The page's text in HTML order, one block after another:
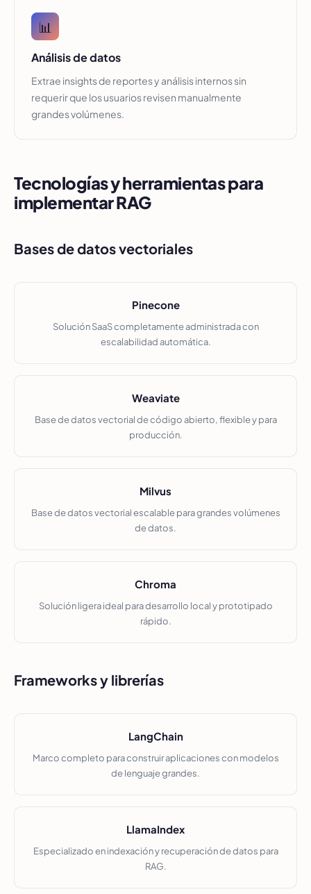
📊
Análisis de datos
Extrae insights de reportes y análisis internos sin
requerir que los usuarios revisen manualmente
grandes volúmenes.
Tecnologías y herramientas para
implementar RAG
Bases de datos vectoriales
Pinecone
Solución SaaS completamente administrada con
escalabilidad automática.
Weaviate
Base de datos vectorial de código abierto, flexible y para
producción.
Milvus
Base de datos vectorial escalable para grandes volúmenes
de datos.
Chroma
Solución ligera ideal para desarrollo local y prototipado
rápido.
Frameworks y librerías
LangChain
Marco completo para construir aplicaciones con modelos
de lenguaje grandes.
LlamaIndex
Especializado en indexación y recuperación de datos para
RAG.